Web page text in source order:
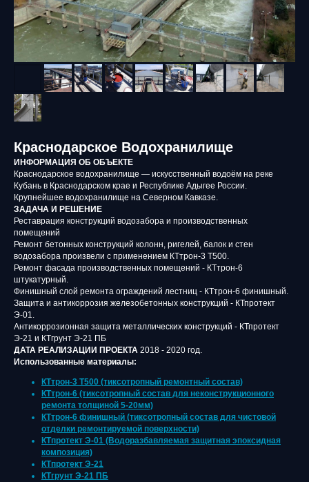
Краснодарское Водохранилище
ИНФОРМАЦИЯ ОБ ОБЪЕКТЕ
Краснодарское водохранилище — искусственный водоём на реке
Кубань в Краснодарском крае и Республике Адыгее России.
Крупнейшее водохранилище на Северном Кавказе.
ЗАДАЧА И РЕШЕНИЕ
Реставрация конструкций водозабора и производственных
помещений
Ремонт бетонных конструкций колонн, ригелей, балок и стен
водозабора произвели с применением КТтрон-3 Т500.
Ремонт фасада производственных помещений - КТтрон-6
штукатурный.
Финишный слой ремонта ограждений лестниц - КТтрон-6 финишный.
Защита и антикоррозия железобетонных конструкций - КТпротект
Э-01.
Антикоррозионная защита металлических конструкций - КТпротект
Э-21 и КТгрунт Э-21 ПБ
ДАТА РЕАЛИЗАЦИИ ПРОЕКТА 2018 - 2020 год.
Использованные материалы:
КТтрон-3 Т500 (тиксотропный ремонтный состав)
КТтрон-6 (тиксотропный состав для неконструкционного
ремонта толщиной 5-20мм)
КТтрон-6 финишный (тиксотропный состав для чистовой
отделки ремонтируемой поверхности)
КТпротект Э-01 (Водоразбавляемая защитная эпоксидная
композиция)
КТпротект Э-21
КТгрунт Э-21 ПБ